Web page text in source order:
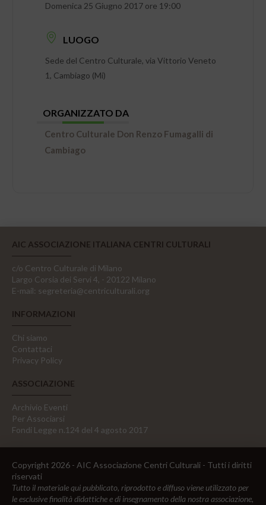
Domenica 25 Giugno 2017 ore 19:00
LUOGO
Sede del Centro Culturale, via Vittorio Veneto
1, Cambiago (Mi)
ORGANIZZATO DA
Centro Culturale Don Renzo Fumagalli di
Cambiago
AIC ASSOCIAZIONE ITALIANA CENTRI CULTURALI
c/o Centro Culturale di Milano
Largo Corsia dei Servi 4, - 20122 Milano
E-mail: segreteria@centriculturali.org
INFORMAZIONI
Chi siamo
Contattaci
Privacy Policy
ASSOCIAZIONE
Archivio Eventi
Per Associarsi
Fondi Legge n.124 del 4 agosto 2017
Copyright 2026 - AIC Associazione Centri Culturali - Tutti i diritti
riservati
Tutto il materiale qui pubblicato, riprodotto e diffuso viene utilizzato per
le esclusive finalità didattiche e di insegnamento della nostra associazione,